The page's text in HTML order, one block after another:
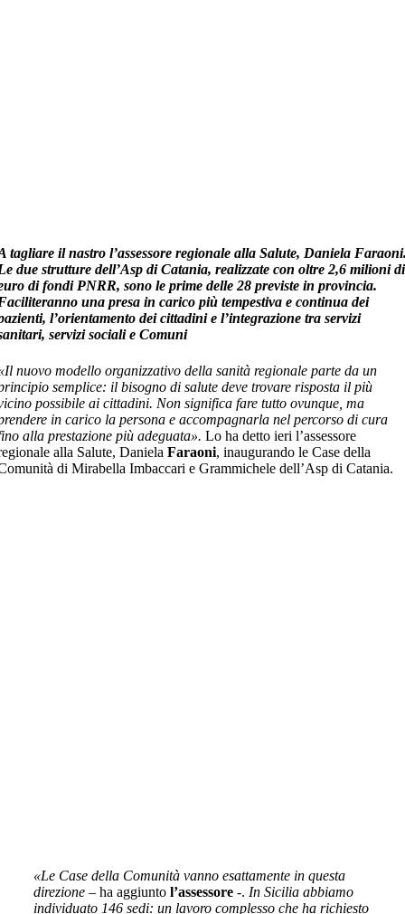
tagliare il nastro l’assessore regionale alla Salute, Daniela
due strutture dell’Asp di Catania, realizzate con oltre 2,6 milioni di
di fondi PNRR, sono le prime delle 28 previste in provincia.
una presa in carico più tempestiva e continua dei
l’orientamento dei cittadini e l’integrazione tra servizi
servizi sociali e Comuni
nuovo modello organizzativo della sanità regionale parte da un
semplice: il bisogno di salute deve trovare risposta il più
possibile ai cittadini. Non significa fare tutto ovunque, ma
in carico la persona e accompagnarla nel percorso di cura
alla prestazione più adeguata». Lo ha detto ieri l’assessore
alla Salute, DanielaFaraoni, inaugurando le Case della
di Mirabella Imbaccari e Grammichele dell’Asp di Catania.
«Le Case della Comunità vanno esattamente in questa
direzione– ha aggiuntol’assessore -. In Sicilia abbiamo
individuato 146 sedi: un lavoro complesso che ha richiesto